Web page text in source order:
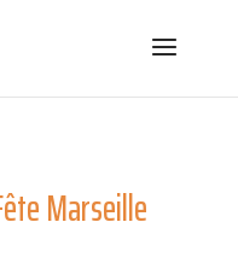
Marseille